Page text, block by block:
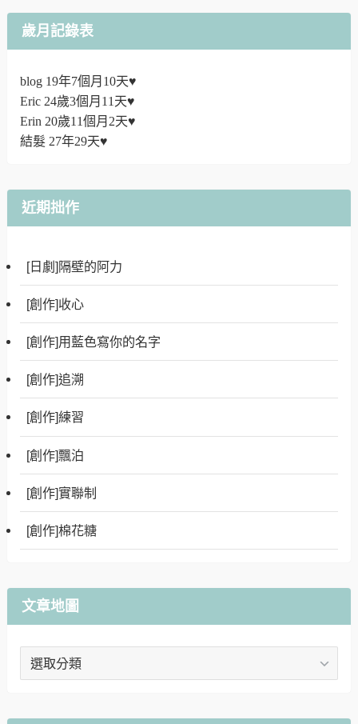
歲月記錄表
blog 19年7個月10天♥
Eric 24歲3個月11天♥
Erin 20歲11個月2天♥
結髮 27年29天♥
近期拙作
[日劇]隔壁的阿力
[創作]收心
[創作]用藍色寫你的名字
[創作]追溯
[創作]練習
[創作]飄泊
[創作]實聯制
[創作]棉花糖
文章地圖
文
圖